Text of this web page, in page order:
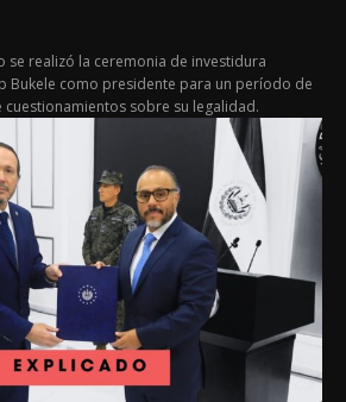
se realizó la ceremonia de investidura
Bukele como presidente para un período de
cuestionamientos sobre su legalidad.